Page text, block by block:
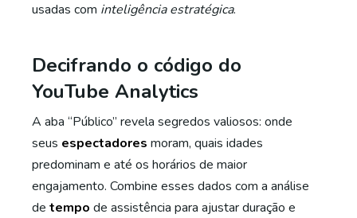
usadas com inteligência estratégica.
Decifrando o código do
YouTube Analytics
A aba “Público” revela segredos valiosos: onde
seus espectadores moram, quais idades
predominam e até os horários de maior
engajamento. Combine esses dados com a análise
de tempo de assistência para ajustar duração e